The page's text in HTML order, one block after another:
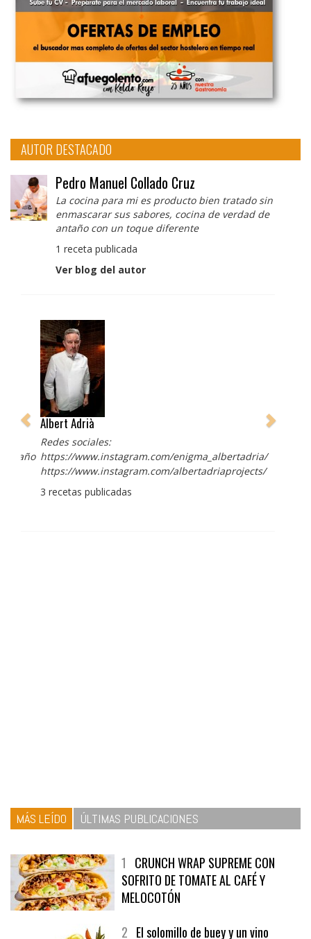
AUTOR DESTACADO
Pedro Manuel Collado Cruz
La cocina para mi es producto bien tratado sin
enmascarar sus sabores, cocina de verdad de
antaño con un toque diferente
1 receta publicada
Ver blog del autor
Albert Adrià
Redes sociales:
https://www.instagram.com/enigma_albertadria/
https://www.instagram.com/albertadriaprojects/
3 recetas publicadas
MÁS LEÍDO ÚLTIMAS PUBLICACIONES
1 CRUNCH WRAP SUPREME CON
SOFRITO DE TOMATE AL CAFÉ Y
MELOCOTÓN
2 El solomillo de buey y un vino